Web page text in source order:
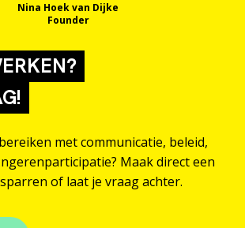
met communicatie, beleid,
Maak direct een
of laat je vraag achter.
Nina Hoek van Dijke
Founder